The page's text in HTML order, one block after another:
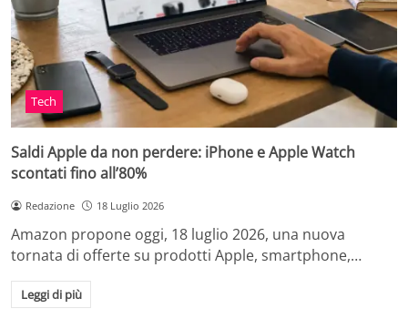
Tech
Saldi Apple da non perdere: iPhone e Apple Watch
scontati fino all’80%
Redazione 18 Luglio 2026
Amazon propone oggi, 18 luglio 2026, una nuova
tornata di offerte su prodotti Apple, smartphone,…
Leggi di più